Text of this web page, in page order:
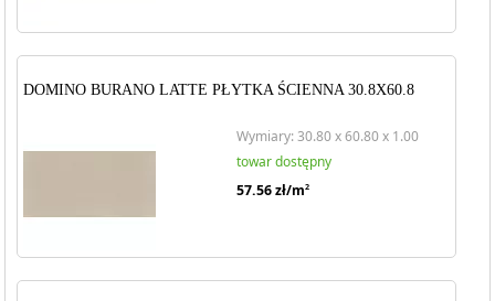
DOMINO BURANO LATTE PŁYTKA ŚCIENNA 30.8X60.8
Wymiary: 30.80 x 60.80 x 1.00
towar dostępny
57.56zł/m2